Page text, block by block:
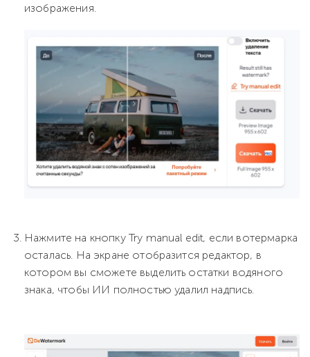
изображения.
Нажмите на кнопку Try manual edit, если вотермарка
осталась. На экране отобразится редактор, в
котором вы сможете выделить остатки водяного
знака, чтобы ИИ полностью удалил надпись.